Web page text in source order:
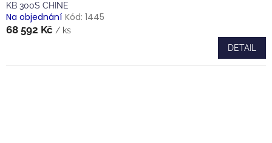
KB 300S CHINE
Na objednání Kód: 1445
68 592 Kč / ks
DETAIL